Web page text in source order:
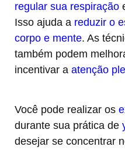
regular sua respiração
Isso ajuda a reduzir o
corpo e mente. As
também podem
incentivar a atenção
Você pode realizar os
durante sua prática de
desejar se concentrar